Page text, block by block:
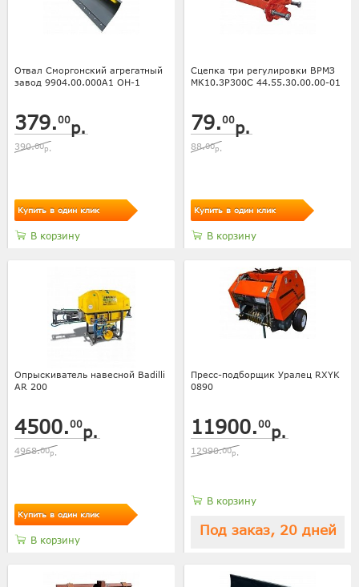
Отвал Сморгонский агрегатный
завод 9904.00.000А1 ОН-1
379.00р.
390.00р.
Купить в один клик
В корзину
Сцепка три регулировки ВРМЗ
МК10.3Р300С 44.55.30.00.00-01
79.00р.
88.00р.
Купить в один клик
В корзину
Опрыскиватель навесной Badilli
AR 200
4500.00р.
4968.00р.
Купить в один клик
В корзину
Пресс-подборщик Уралец RXYK
0890
11900.00р.
12990.00р.
В корзину
Под заказ, 20 дней